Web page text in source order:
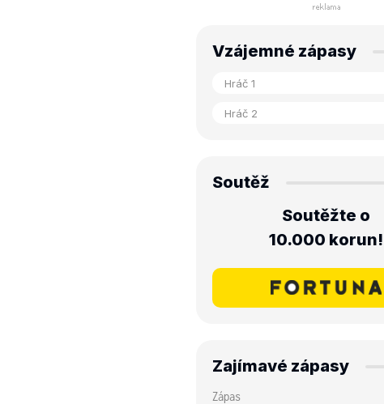
Vzájemné zápasy
Soutěž
Soutěžte o
10.000 korun!
Zajímavé zápasy
Zápas